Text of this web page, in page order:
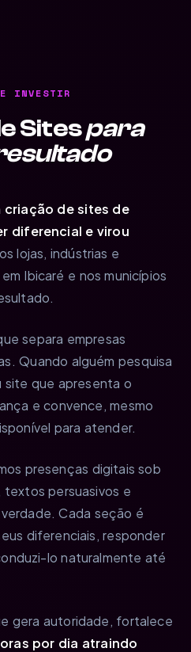
INVESTIR
Sitespara
criação de sites de
diferencial e virou
lojas, indústrias e
Ibicaré e nos municípios
separa empresas
Quando alguém pesquisa
site que apresenta o
e convence, mesmo
para atender.
presenças digitais sob
textos persuasivos e
Cada seção é
diferenciais, responder
lo naturalmente até
gera autoridade, fortalece
por dia atraindo